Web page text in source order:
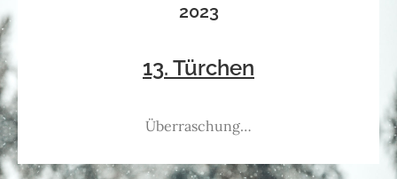
2023
13. Türchen
Überraschung…